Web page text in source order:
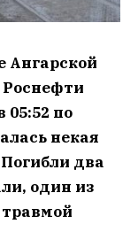
Ангарской
05:52 по
некая
два
один из